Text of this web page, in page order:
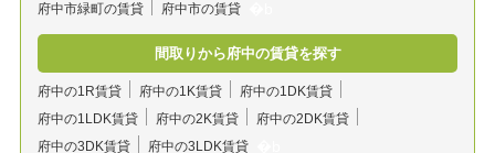
府中市緑町の賃貸
府中市の賃貸
間取りから府中の賃貸を探す
府中の1R賃貸 府中の1K賃貸
府中の1DK賃貸
府中の1LDK賃貸
府中の2K賃貸
府中の2DK賃貸
府中の3DK賃貸
府中の3LDK賃貸